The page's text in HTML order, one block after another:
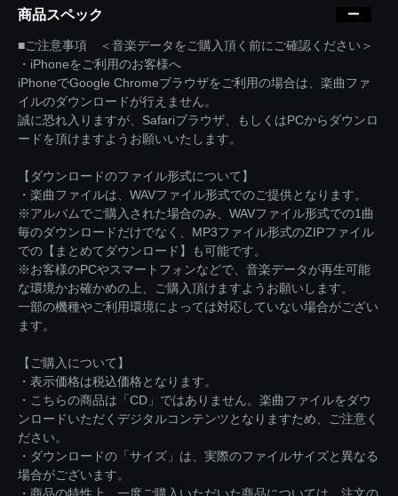
商品スペック
■ご注意事項 ＜音楽データをご購入頂く前にご確認ください＞
・iPhoneをご利用のお客様へ
iPhoneでGoogle Chromeブラウザをご利用の場合は、楽曲ファ
イルのダウンロードが行えません。
誠に恐れ入りますが、Safariブラウザ、もしくはPCからダウンロ
ードを頂けますようお願いいたします。
【ダウンロードのファイル形式について】
・楽曲ファイルは、WAVファイル形式でのご提供となります。
※アルバムでご購入された場合のみ、WAVファイル形式での1曲
毎のダウンロードだけでなく、MP3ファイル形式のZIPファイル
での【まとめてダウンロード】も可能です。
※お客様のPCやスマートフォンなどで、音楽データが再生可能
な環境かお確かめの上、ご購入頂けますようお願いします。
一部の機種やご利用環境によっては対応していない場合がござい
ます。
【ご購入について】
・表示価格は税込価格となります。
・こちらの商品は「CD」ではありません。楽曲ファイルをダウ
ンロードいただくデジタルコンテンツとなりますため、ご注意く
ださい。
・ダウンロードの「サイズ」は、実際のファイルサイズと異なる
場合がございます。